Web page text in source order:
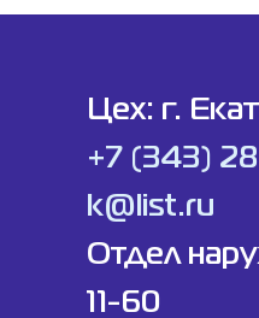
Цех: г.
+7 (343)
k@list.ru
Отдел
11-60